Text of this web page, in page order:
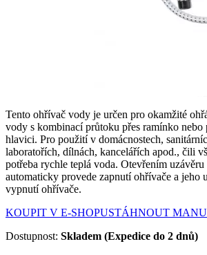
Tento ohřívač vody je určen pro okamžité
vody s kombinací průtoku přes ramínko nebo
hlavici. Pro použití v domácnostech,
laboratořích, dílnách, kancelářích apod., čili
potřeba rychle teplá voda. Otevřením uzávěru
automaticky provede zapnutí ohřívače a jeho
vypnutí ohřívače.
KOUPIT V E-SHOPUSTÁHNOUT
Dostupnost: Skladem (Expedice do 2 dnů)